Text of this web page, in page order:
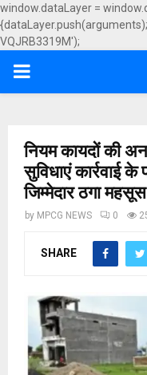
window.dataLayer =
VQJRB3319M');
PRIMARY
नियम कायदों की
सुविधाएं कार्रवाई
जिम्मेदार ठगा
by MPCG NEWS 0
SHARE